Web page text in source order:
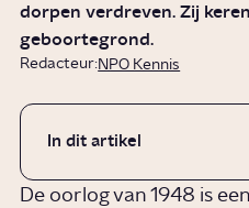
dorpen verdreven. Zij
geboortegrond.
Redacteur:NPO Kennis
In dit artikel
De oorlog van 1948 is